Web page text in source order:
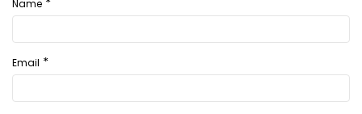
Name
Email *